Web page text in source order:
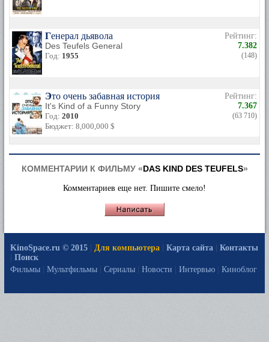
Генерал дьявола
Des Teufels General
Год: 1955
Рейтинг:
7.382
(148)
Это очень забавная история
It's Kind of a Funny Story
Год: 2010
Бюджет: 8,000,000 $
Рейтинг:
7.367
(63 710)
КОММЕНТАРИИ К ФИЛЬМУ «DAS KIND DES TEUFELS»
Комментариев еще нет. Пишите смело!
KinoSpace.ru © 2015 Для компьютера Карта сайта
Контакты
Поиск
Фильмы
Мультфильмы Сериалы Новости Интервью Киноблог